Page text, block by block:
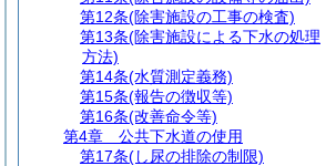
第12条(除害施設の工事の検査)
第13条(除害施設による下水の処理
方法)
第14条(水質測定義務)
第15条(報告の徴収等)
第16条(改善命令等)
第4章
公共下水道の使用
第17条(し尿の排除の制限)